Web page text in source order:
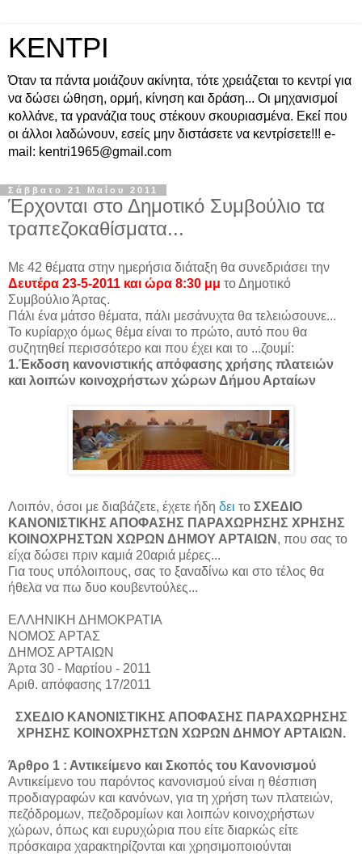
ΚΕΝΤΡΙ
Όταν τα πάντα μοιάζουν ακίνητα, τότε χρειάζεται το κεντρί για
να δώσει ώθηση, ορμή, κίνηση και δράση... Οι μηχανισμοί
κολλάνε, τα γρανάζια τους στέκουν σκουριασμένα. Εκεί που
οι άλλοι λαδώνουν, εσείς μην διστάσετε να κεντρίσετε!!! e-
mail: kentri1965@gmail.com
Σάββατο 21 Μαΐου 2011
Έρχονται στο Δημοτικό Συμβούλιο τα
τραπεζοκαθίσματα...
Με 42 θέματα στην ημερήσια διάταξη θα συνεδριάσει την
Δευτέρα 23-5-2011 και ώρα 8:30 μμ το Δημοτικό
Συμβούλιο Άρτας.
Πάλι ένα μάτσο θέματα, πάλι μεσάνυχτα θα τελειώσουνε...
Το κυρίαρχο όμως θέμα είναι το πρώτο, αυτό που θα
συζητηθεί περισσότερο και που έχει και το ...ζουμί:
1.Έκδοση κανονιστικής απόφασης χρήσης πλατειών
και λοιπών κοινοχρήστων χώρων Δήμου Αρταίων
Λοιπόν, όσοι με διαβάζετε, έχετε ήδη δει το ΣΧΕΔΙΟ
ΚΑΝΟΝΙΣΤΙΚΗΣ ΑΠΟΦΑΣΗΣ ΠΑΡΑΧΩΡΗΣΗΣ ΧΡΗΣΗΣ
ΚΟΙΝΟΧΡΗΣΤΩΝ ΧΩΡΩΝ ΔΗΜΟΥ ΑΡΤΑΙΩΝ , που σας το
είχα δώσει πριν καμιά 20αριά μέρες...
Για τους υπόλοιπους, σας το ξαναδίνω και στο τέλος θα
ήθελα να πω δυο κουβεντούλες...
ΕΛΛΗΝΙΚΗ ΔΗΜΟΚΡΑΤΙΑ
ΝΟΜΟΣ ΑΡΤΑΣ
ΔΗΜΟΣ ΑΡΤΑΙΩΝ
Άρτα 30 - Μαρτίου - 2011
Αριθ. απόφασης 17/2011
ΣΧΕΔΙΟ ΚΑΝΟΝΙΣΤΙΚΗΣ ΑΠΟΦΑΣΗΣ ΠΑΡΑΧΩΡΗΣΗΣ
ΧΡΗΣΗΣ ΚΟΙΝΟΧΡΗΣΤΩΝ ΧΩΡΩΝ ΔΗΜΟΥ ΑΡΤΑΙΩΝ.
Άρθρο 1 : Αντικείμενο και Σκοπός του Κανονισμού
Αντικείμενο του παρόντος κανονισμού είναι η θέσπιση
προδιαγραφών και κανόνων, για τη χρήση των πλατειών,
πεζόδρομων, πεζοδρομίων και λοιπών κοινοχρήστων
χώρων, όπως και ευρυχώρια που είτε διαρκώς είτε
πρόσκαιρα χαρακτηρίζονται και χρησιμοποιούνται